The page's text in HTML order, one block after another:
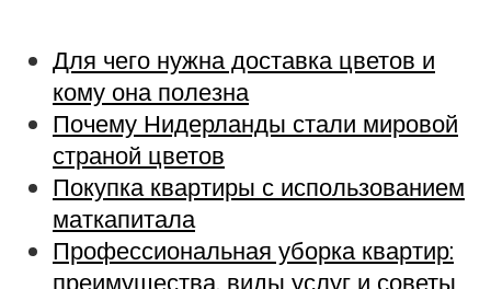
Для чего нужна доставка цветов и
кому она полезна
Почему Нидерланды стали мировой
страной цветов
Покупка квартиры с использованием
маткапитала
Профессиональная уборка квартир:
преимущества, виды услуг и советы